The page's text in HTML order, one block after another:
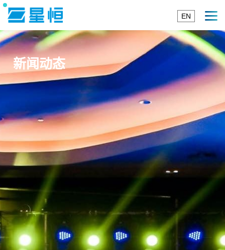
EN
新闻动态